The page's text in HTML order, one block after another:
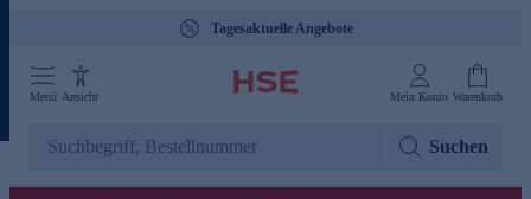
Tagesaktuelle Angebote
Menü Ansicht Mein Konto Warenkorb
Suchen